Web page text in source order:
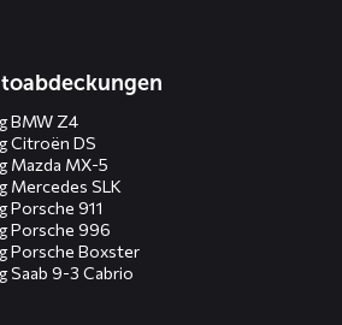
BMW Z4
Citroën DS
Mazda MX-5
Mercedes SLK
Porsche 911
Porsche 996
Porsche Boxster
Saab 9-3 Cabrio